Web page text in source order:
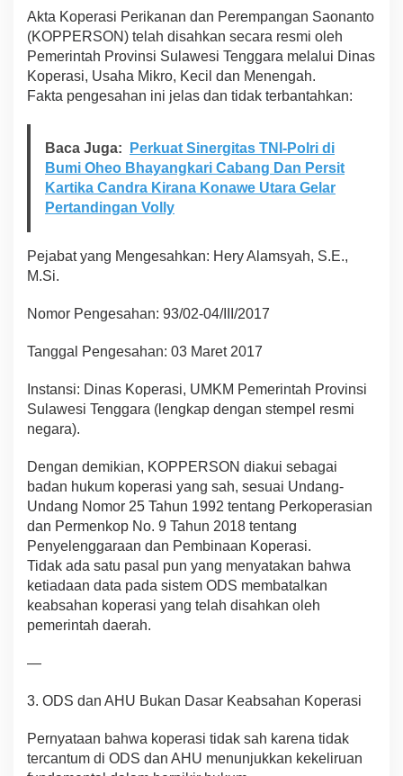
Akta Koperasi Perikanan dan Perempangan Saonanto
(KOPPERSON) telah disahkan secara resmi oleh
Pemerintah Provinsi Sulawesi Tenggara melalui Dinas
Koperasi, Usaha Mikro, Kecil dan Menengah.
Fakta pengesahan ini jelas dan tidak terbantahkan:
Baca Juga:
Perkuat Sinergitas TNI-Polri di
Bumi Oheo Bhayangkari Cabang Dan Persit
Kartika Candra Kirana Konawe Utara Gelar
Pertandingan Volly
Pejabat yang Mengesahkan: Hery Alamsyah, S.E.,
M.Si.
Nomor Pengesahan: 93/02-04/III/2017
Tanggal Pengesahan: 03 Maret 2017
Instansi: Dinas Koperasi, UMKM Pemerintah Provinsi
Sulawesi Tenggara (lengkap dengan stempel resmi
negara).
Dengan demikian, KOPPERSON diakui sebagai
badan hukum koperasi yang sah, sesuai Undang-
Undang Nomor 25 Tahun 1992 tentang Perkoperasian
dan Permenkop No. 9 Tahun 2018 tentang
Penyelenggaraan dan Pembinaan Koperasi.
Tidak ada satu pasal pun yang menyatakan bahwa
ketiadaan data pada sistem ODS membatalkan
keabsahan koperasi yang telah disahkan oleh
pemerintah daerah.
—
3. ODS dan AHU Bukan Dasar Keabsahan Koperasi
Pernyataan bahwa koperasi tidak sah karena tidak
tercantum di ODS dan AHU menunjukkan kekeliruan